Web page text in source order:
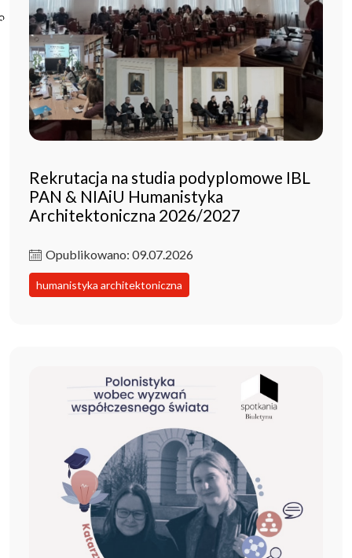
Poczta ibl.waw.pl
Kontakt
Rekrutacja na studia podyplomowe IBL
PAN & NIAiU Humanistyka
Architektoniczna 2026/2027
Opublikowano: 09.07.2026
humanistyka architektoniczna